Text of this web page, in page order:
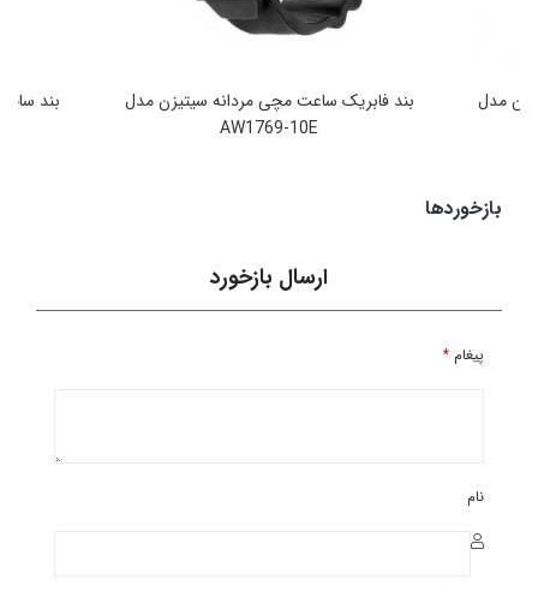
مدل
بند فابریک ساعت مچی مردانه سیتیزن مدل
AW1769-10E
بازخوردها
ارسال بازخورد
پیغام *
نام